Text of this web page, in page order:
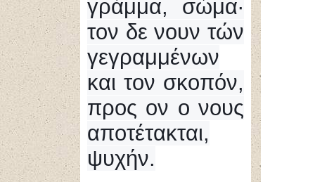
γράμμα, σώμα·
τον δε νουν τών
γεγραμμένων
και τον σκοπόν,
προς ον ο νους
αποτέτακται,
ψυχήν.